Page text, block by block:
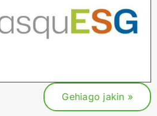
Gehiago jakin »